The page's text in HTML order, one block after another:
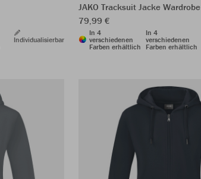
Individualisierbar
JAKO Tracksuit Jacke Wardrobe
79,99 €
In 4
verschiedenen
Farben erhältlich
In 4
verschiedenen
Farben erhältlich